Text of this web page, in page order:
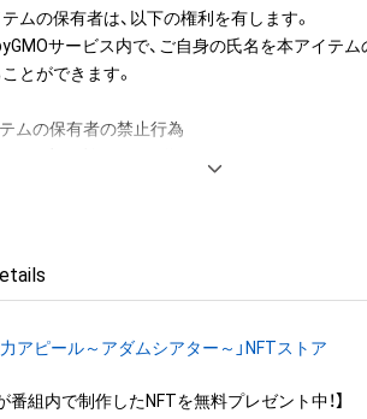
ムの保有者は、以下の権利を有します。
サービス内で、ご自身の氏名を本アイテ
とができます。
ムの保有者の禁止行為
ムに関する注意事項
商標権、意匠権その他の知的財産権(それらの
テムの著作権を有する方、著作隣接権の権利者
力アピール～アダムシアター～」NFTストア
番組内で制作したNFTを無料プレゼント中！】